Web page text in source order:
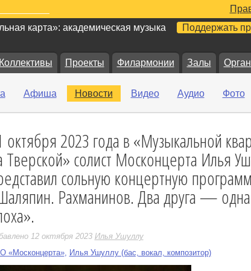
карта»: академическая музыка Поддержать
Коллективы Проекты Филармонии Залы
Афиша Новости Видео Аудио Фото
октября 2023 года в «Музыкальной
Тверской» солист Москонцерта Илья
сольную концертную
Рахманинов. Два друга — одна
12 октября 2023 Илья Ушуллу
«Москонцерта», Илья Ушуллу (бас, вокал, композитор)